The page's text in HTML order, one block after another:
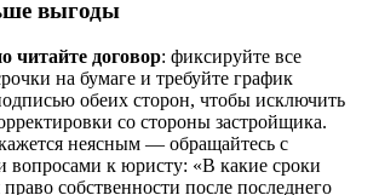
выгоды
читайте договор: фиксируйте все
на бумаге и требуйте график
обеих сторон, чтобы исключить
со стороны застройщика.
неясным — обращайтесь с
вопросами к юристу: «В какие сроки
собственности после последнего